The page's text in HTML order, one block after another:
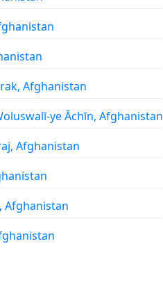
Afghanistan
ye Āchīn, Afghanistan
Afghanistan
Afghanistan